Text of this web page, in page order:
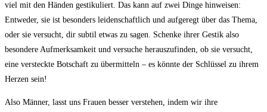
viel mit den Händen gestikuliert. Das kann auf zwei Dinge hinweisen:
Entweder, sie ist besonders leidenschaftlich und aufgeregt über das Thema,
oder sie versucht, dir subtil etwas zu sagen. Schenke ihrer Gestik also
besondere Aufmerksamkeit und versuche herauszufinden, ob sie versucht,
eine versteckte Botschaft zu übermitteln – es könnte der Schlüssel zu ihrem
Herzen sein!
Also Männer, lasst uns Frauen besser verstehen, indem wir ihre